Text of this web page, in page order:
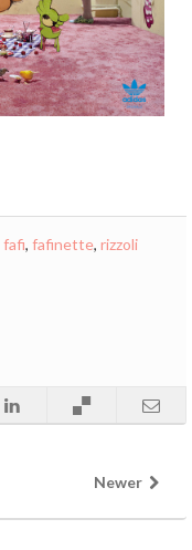
fafi, fafinette, rizzoli
Newer